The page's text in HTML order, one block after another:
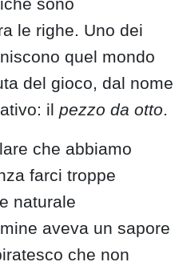
le righe. Uno dei
quel mondo
del gioco, dal nome
il pezzo da otto.
che abbiamo
farci troppe
naturale
aveva un sapore
che non